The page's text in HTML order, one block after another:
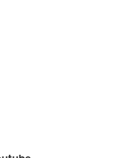
ta sẽ tìm
cũng có cảm xúc
cái tâm mình